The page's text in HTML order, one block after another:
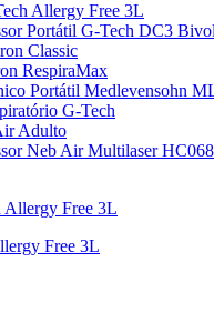
Allergy Free 3L
Portátil G-Tech DC3
Classic
RespiraMax
Portátil Medlevensohn
G-Tech
Adulto
Neb Air Multilaser HC068
Free 3L